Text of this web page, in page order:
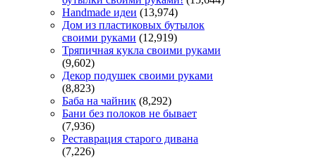
Handmade идеи (13,974)
Дом из пластиковых бутылок
своими руками (12,919)
Тряпичная кукла своими руками
(9,602)
Декор подушек своими руками
(8,823)
Баба на чайник (8,292)
Бани без полоков не бывает
(7,936)
Реставрация старого дивана
(7,226)